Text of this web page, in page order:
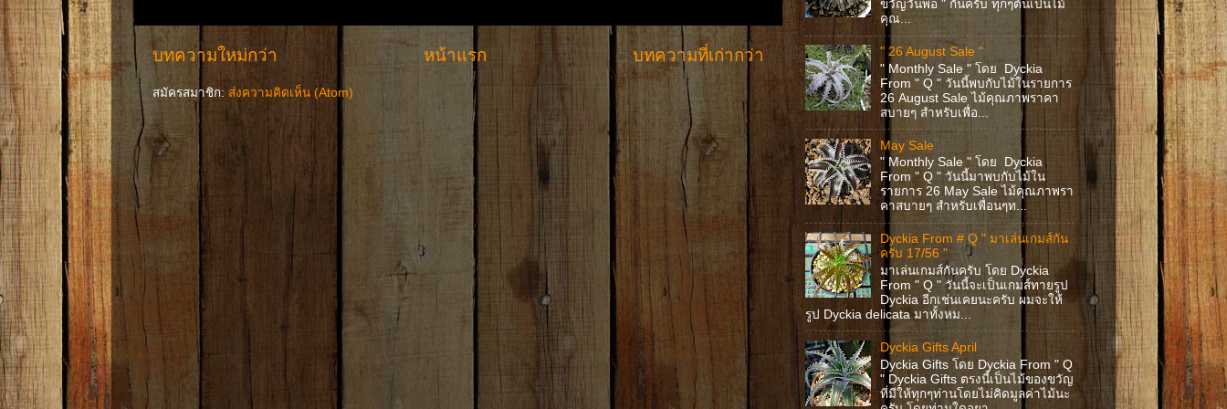
บทความใหม่กว่า บทความที่เก่ากว่า
หน้าแรก
สมัครสมาชิก: ส่งความคิดเห็น (Atom)
ขวัญวันพ่อ " กันครับ ทุกๆต้นเป็นไม้
คุณ...
" 26 August Sale "
" Monthly Sale " โดย Dyckia
From " Q " วันนี้พบกับไม้ในรายการ
26 August Sale ไม้คุณภาพราคา
สบายๆ สำหรับเพื่อ...
May Sale
" Monthly Sale " โดย Dyckia
From " Q " วันนี้มาพบกับไม้ใน
รายการ 26 May Sale ไม้คุณภาพรา
คาสบายๆ สำหรับเพื่อนๆท...
Dyckia From # Q " มาเล่นเกมส์กัน
ครับ 17/56 "
มาเล่นเกมส์กันครับ โดย Dyckia
From " Q " วันนี้จะเป็นเกมส์ทายรูป
Dyckia อีกเช่นเคยนะครับ ผมจะให้
รูป Dyckia delicata มาทั้งหม...
Dyckia Gifts April
Dyckia Gifts โดย Dyckia From " Q
" Dyckia Gifts ตรงนี้เป็นไม้ของขวัญ
ที่มีให้ทุกๆท่านโดยไม่คิดมูลค่าไม้นะ